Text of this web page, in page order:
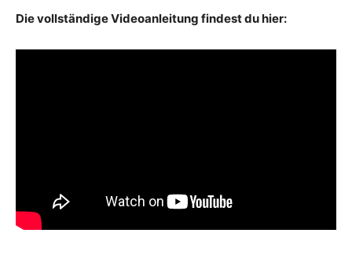
Die vollständige Videoanleitung findest du hier: